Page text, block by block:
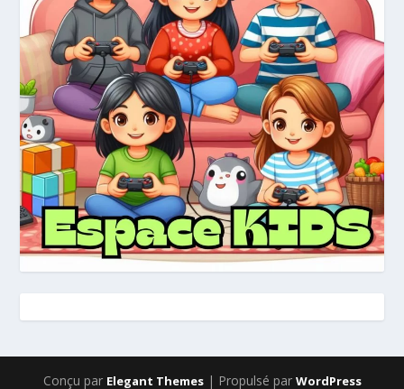
Conçu par Elegant Themes| Propulsé par WordPress